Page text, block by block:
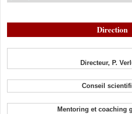
Direction
Directeur, P.
Conseil
Mentoring et coaching